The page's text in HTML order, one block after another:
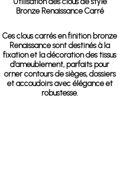
Bronze Renaissance Carré
Ces clous carrés en finition bronze
Renaissance sont destinés à la
fixation et la décoration des tissus
d’ameublement, parfaits pour
orner contours de sièges, dossiers
et accoudoirs avec élégance et
robustesse.